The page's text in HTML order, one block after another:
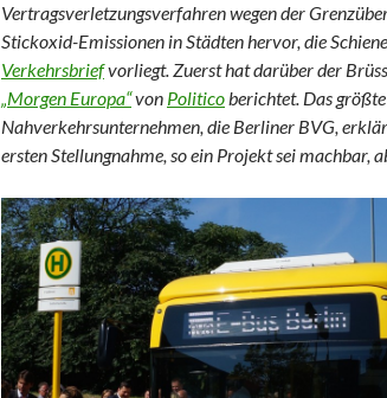
Vertragsverletzungsverfahren wegen der
Stickoxid-Emissionen in Städten hervor, die
Verkehrsbriefvorliegt. Zuerst hat darüber der
„Morgen Europa“von Politicoberichtet. Das
Nahverkehrsunternehmen, die Berliner BVG,
ersten Stellungnahme, so ein Projekt sei machbar,